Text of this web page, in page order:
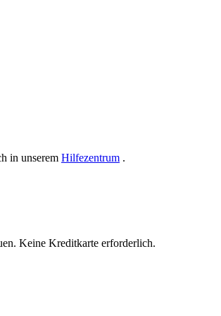
in unserem Hilfezentrum .
Keine Kreditkarte erforderlich.